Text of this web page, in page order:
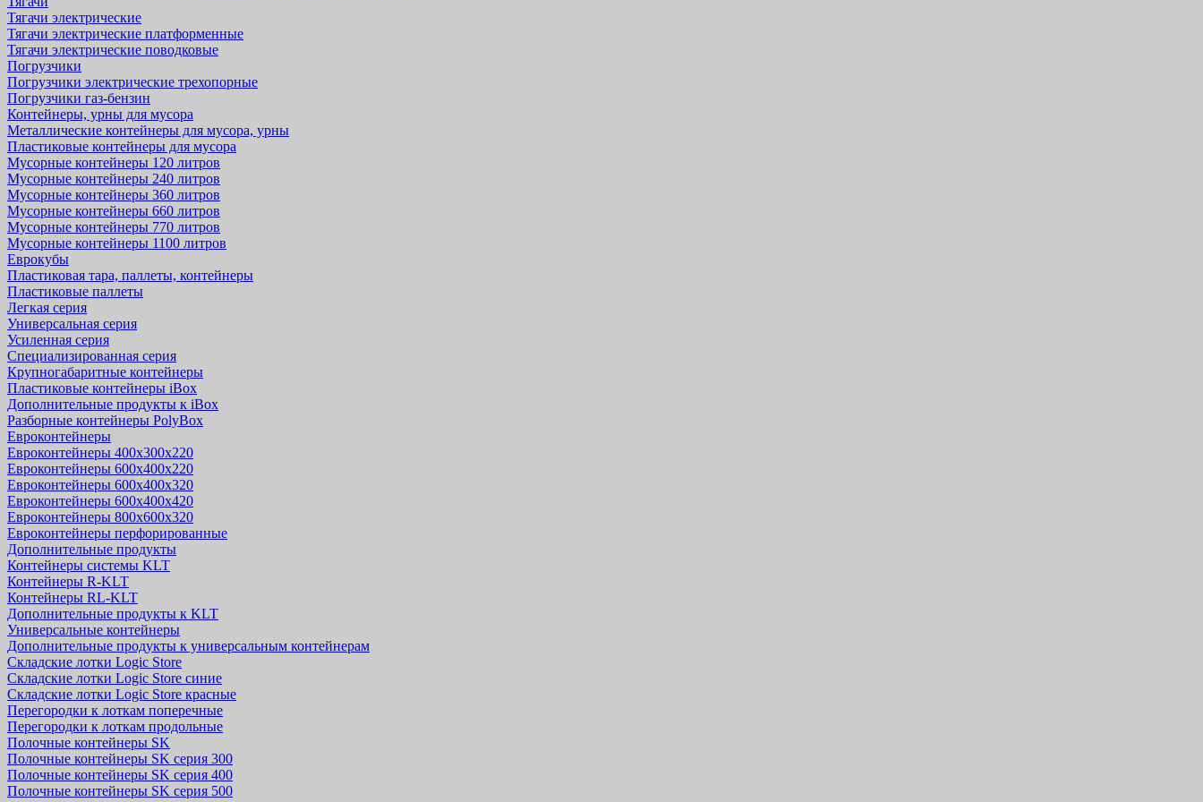
Тягачи электрические
Тягачи электрические платформенные
Тягачи электрические поводковые
Погрузчики
Погрузчики электрические трехопорные
Погрузчики газ-бензин
Контейнеры, урны для мусора
Металлические контейнеры для мусора, урны
Пластиковые контейнеры для мусора
Мусорные контейнеры 120 литров
Мусорные контейнеры 240 литров
Мусорные контейнеры 360 литров
Мусорные контейнеры 660 литров
Мусорные контейнеры 770 литров
Мусорные контейнеры 1100 литров
Еврокубы
Пластиковая тара, паллеты, контейнеры
Пластиковые паллеты
Легкая серия
Универсальная серия
Усиленная серия
Специализированная серия
Крупногабаритные контейнеры
Пластиковые контейнеры iBox
Дополнительные продукты к iBox
Разборные контейнеры PolyBox
Евроконтейнеры
Евроконтейнеры 400х300х220
Евроконтейнеры 600х400х220
Евроконтейнеры 600х400х320
Евроконтейнеры 600х400х420
Евроконтейнеры 800х600х320
Евроконтейнеры перфорированные
Дополнительные продукты
Контейнеры системы KLT
Контейнеры R-KLT
Контейнеры RL-KLT
Дополнительные продукты к KLT
Универсальные контейнеры
Дополнительные продукты к универсальным контейнерам
Складские лотки Logic Store
Складские лотки Logic Store синие
Складские лотки Logic Store красные
Перегородки к лоткам поперечные
Перегородки к лоткам продольные
Полочные контейнеры SK
Полочные контейнеры SK серия 300
Полочные контейнеры SK серия 400
Полочные контейнеры SK серия 500